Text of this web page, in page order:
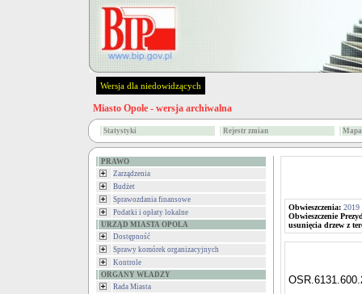
Wersja dla niedowidzących
Miasto Opole - wersja archiwalna
Statystyki Rejestr zmian
PRAWO
Zarządzenia
Budżet
Sprawozdania finansowe
Podatki i opłaty lokalne
URZĄD MIASTA OPOLA
Dostępność
Sprawy komórek organizacyjnych
Kontrole
ORGANY WŁADZY
Rada Miasta
Obwieszczenia: 2019
Obwieszczenie
usunięcia drzew z